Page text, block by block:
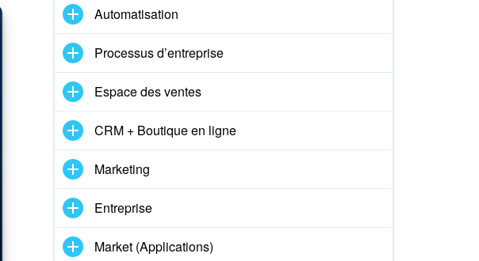
Automatisation
Processus d’entreprise
Espace des ventes
CRM + Boutique en ligne
Marketing
Entreprise
Market (Applications)